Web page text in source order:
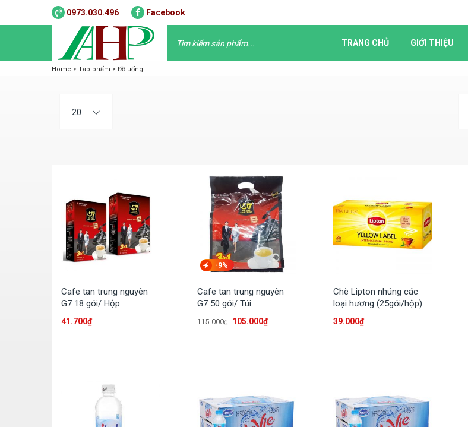
0973.030.496 Facebook
TRANG CHỦ GIỚI THIỆU
Home > Tạp phẩm > Đồ uống
20
Cafe tan trung nguyên
G7 18 gói/ Hộp
41.700₫
-9%
Cafe tan trung nguyên
G7 50 gói/ Túi
115.000₫ 105.000₫
Chè Lipton nhúng các
loại hương (25gói/hộp)
39.000₫